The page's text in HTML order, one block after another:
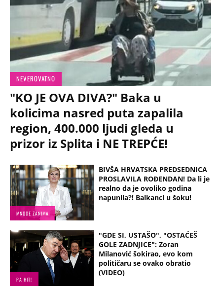
NEVEROVATNO
"KO JE OVA DIVA?" Baka u
kolicima nasred puta zapalila
region, 400.000 ljudi gleda u
prizor iz Splita i NE TREPĆE!
MNOGE ZANIMA
BIVŠA HRVATSKA PREDSEDNICA
PROSLAVILA ROĐENDAN! Da li je
realno da je ovoliko godina
napunila?! Balkanci u šoku!
PA HIT!
"GDE SI, USTAŠO", "OSTAĆEŠ
GOLE ZADNJICE": Zoran
Milanović šokirao, evo kom
političaru se ovako obratio
(VIDEO)